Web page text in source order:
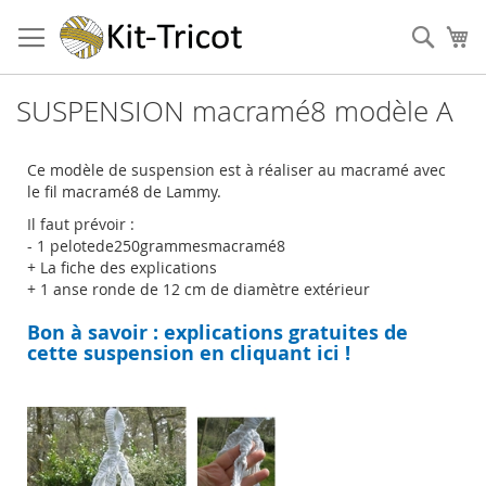
au
contenu
SUSPENSION macramé8 modèle A
Ce modèle de suspension est à réaliser au macramé avec
le fil macramé8 de Lammy.
Il faut prévoir :
- 1 pelotede250grammesmacramé8
+ La fiche des explications
+ 1 anse ronde de 12 cm de diamètre extérieur
Bon à savoir : explications gratuites de
cette suspension en cliquant ici !